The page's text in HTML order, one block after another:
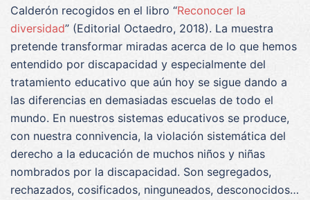
Calderón recogidos en el libro “Reconocer la
diversidad” (Editorial Octaedro, 2018). La muestra
pretende transformar miradas acerca de lo que hemos
entendido por discapacidad y especialmente del
tratamiento educativo que aún hoy se sigue dando a
las diferencias en demasiadas escuelas de todo el
mundo. En nuestros sistemas educativos se produce,
con nuestra connivencia, la violación sistemática del
derecho a la educación de muchos niños y niñas
nombrados por la discapacidad. Son segregados,
rechazados, cosificados, ninguneados, desconocidos…